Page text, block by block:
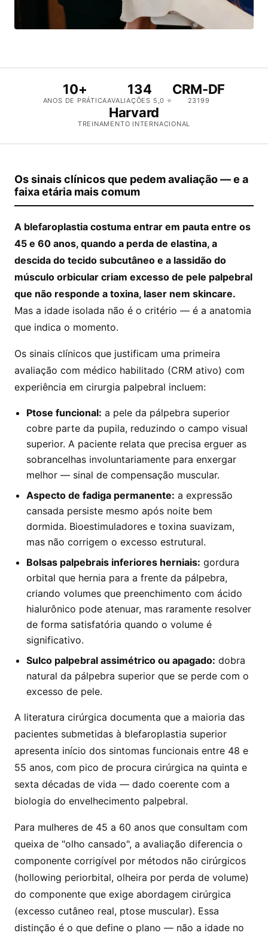
10+
ANOS DE PRÁTICA
134
AVALIAÇÕES 5,0 ⭐
CRM-DF
23199
Harvard
TREINAMENTO INTERNACIONAL
Os sinais clínicos que pedem avaliação — e a
faixa etária mais comum
A blefaroplastia costuma entrar em pauta entre os
45 e 60 anos, quando a perda de elastina, a
descida do tecido subcutâneo e a lassidão do
músculo orbicular criam excesso de pele palpebral
que não responde a toxina, laser nem skincare.
Mas a idade isolada não é o critério — é a anatomia
que indica o momento.
Os sinais clínicos que justificam uma primeira
avaliação com médico habilitado (CRM ativo) com
experiência em cirurgia palpebral incluem:
Ptose funcional: a pele da pálpebra superior
cobre parte da pupila, reduzindo o campo visual
superior. A paciente relata que precisa erguer as
sobrancelhas involuntariamente para enxergar
melhor — sinal de compensação muscular.
Aspecto de fadiga permanente: a expressão
cansada persiste mesmo após noite bem
dormida. Bioestimuladores e toxina suavizam,
mas não corrigem o excesso estrutural.
Bolsas palpebrais inferiores herniais: gordura
orbital que hernia para a frente da pálpebra,
criando volumes que preenchimento com ácido
hialurônico pode atenuar, mas raramente resolver
de forma satisfatória quando o volume é
significativo.
Sulco palpebral assimétrico ou apagado: dobra
natural da pálpebra superior que se perde com o
excesso de pele.
A literatura cirúrgica documenta que a maioria das
pacientes submetidas à blefaroplastia superior
apresenta início dos sintomas funcionais entre 48 e
55 anos, com pico de procura cirúrgica na quinta e
sexta décadas de vida — dado coerente com a
biologia do envelhecimento palpebral.
Para mulheres de 45 a 60 anos que consultam com
queixa de "olho cansado", a avaliação diferencia o
componente corrigível por métodos não cirúrgicos
(hollowing periorbital, olheira por perda de volume)
do componente que exige abordagem cirúrgica
(excesso cutâneo real, ptose muscular). Essa
distinção é o que define o plano — não a idade no